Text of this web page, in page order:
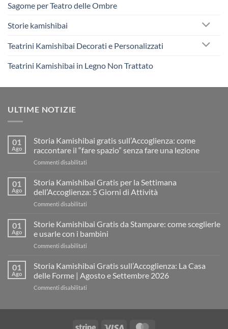
Sagome per Teatro delle Ombre
Storie kamishibai
Teatrini Kamishibai Decorati e Personalizzati
Teatrini Kamishibai in Legno Non Trattato
ULTIME NOTIZIE
01
Ago
Storia Kamishibai gratis sull’Accoglienza: come
raccontare il “fare spazio” senza fare una lezione
Commenti disabilitati
Kamishibai
sull’Accoglienza:
il
“fare
una
lezione
01
Ago
Storia Kamishibai Gratis per la Settimana
dell’Accoglienza: 5 Giorni di Attività
Commenti disabilitati
Kamishibai
per
dell’Accoglienza:
Giorni
01
Ago
Storie Kamishibai Gratis da Stampare: come sceglierle
e usarle con i bambini
Commenti disabilitati
Kamishibai
da
usarle
01
Ago
Storia Kamishibai Gratis sull’Accoglienza: La Casa
delle Forme | Agosto e Settembre 2026
Commenti disabilitati
Stripe Visa